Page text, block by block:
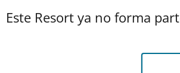
Este Resort ya no forma